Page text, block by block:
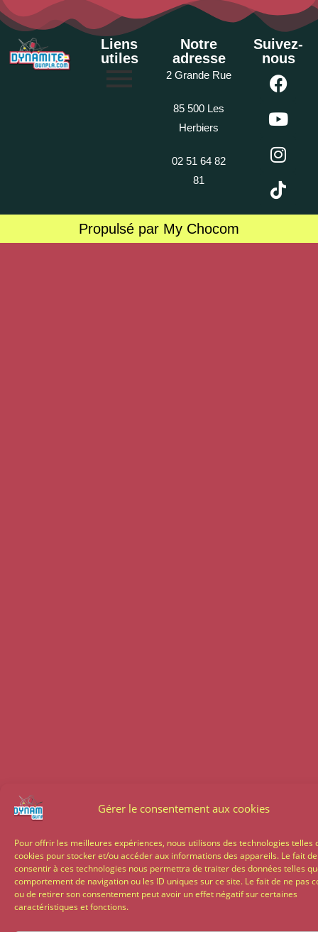
Gérer le consentement aux cookies
Pour offrir les meilleures expériences, nous utilisons des technologies telles
cookies pour stocker et/ou accéder aux informations des appareils. Le fait de
consentir à ces technologies nous permettra de traiter des données telles
comportement de navigation ou les ID uniques sur ce site. Le fait de ne pas
ou de retirer son consentement peut avoir un effet négatif sur certaines
caractéristiques et fonctions.
Liens
utiles
Notre
adresse
2 Grande Rue
85 500 Les
Herbiers
02 51 64 82
81
Suivez-
nous
Propulsé par My Chocom